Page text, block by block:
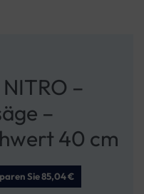
–
–
40 cm
Sie 85,04 €